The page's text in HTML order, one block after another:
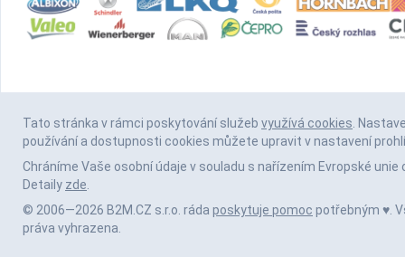
Tato stránka v rámci poskytování služeb využívá cookies.
používání a dostupnosti cookies můžete upravit v nastavení
Chráníme Vaše osobní údaje v souladu s nařízením Evropské unie
Detaily zde.
© 2006—2026 B2M.CZ s.r.o. ráda poskytuje pomoc potřebným ♥️.
práva vyhrazena.